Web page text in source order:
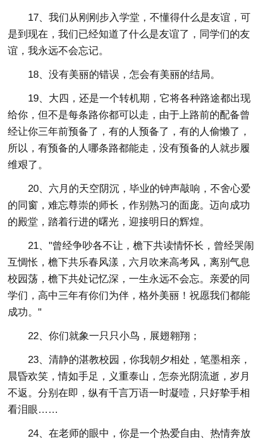
17、我们从刚刚步入学堂，不懂得什么是友谊，可
是到现在，我们已经知道了什么是友谊了，同学们的友
谊，我永远不会忘记。
18、没有美丽的错误，怎会有美丽的结局。
19、大四，还是一个转机期，它将各种路途都出现
给你，但不是每条路你都可以走，由于上路前的配备曾
经让你三年前预备了，有的人预备了，有的人偷懒了，
所以，有预备的人哪条路都能走，没有预备的人就步履
维艰了。
20、六月的天空阴沉，毕业的钟声敲响，不舍心爱
的同窗，难忘尊崇的师长，作别熟习的面庞。迈向成功
的殿堂，踏着行进的曙光，迎接明日的辉煌。
21、"曾经争吵各不让，檐下共读情怀长，曾经哭闹
互惆怅，檐下共乐春风漾，六月吹来高考风，离别气息
校园荡，檐下共处记忆深，一生永远不会忘。亲爱的同
学们，高中三年有你们为伴，格外美丽！祝愿我们都能
成功。"
22、你们就象一只只小鸟，展翅翱翔；
23、清静的湛教校园，你我朝夕相处，笔墨相亲，
晨昏欢笑，情如手足，义重泰山，怎奈光阴流逝，岁月
不返。分别在即，纵有千言万语一时凝噎，只好挚手相
看泪眼……
24、在老师的眼中，你是一个热爱自由、热情奔放